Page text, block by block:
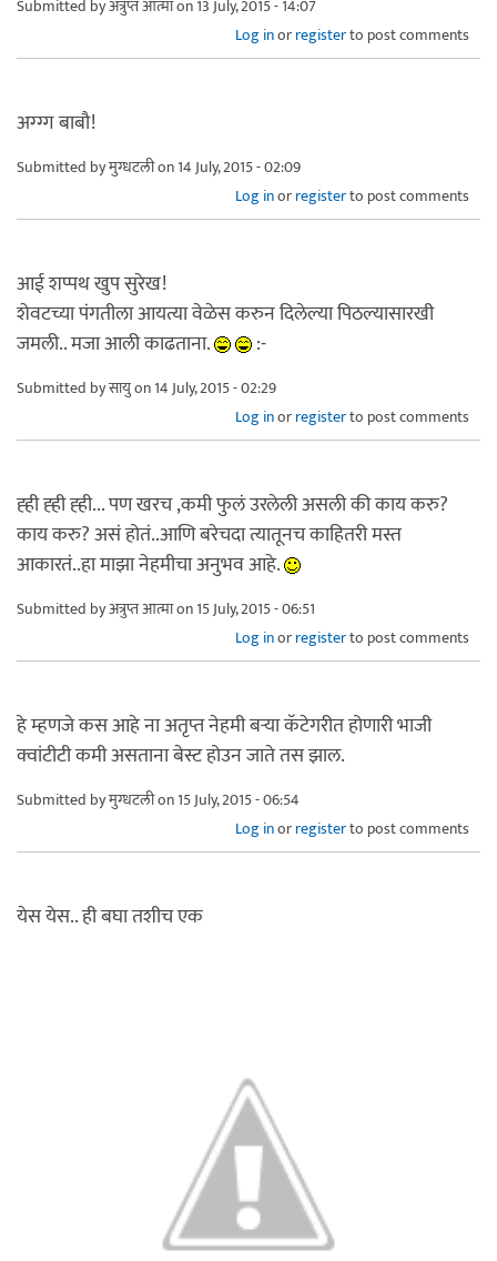
Submitted byअत्रुप्त आत्माon 13 July, 2015 - 14:07
Log inorregisterto post comments
अग्ग्ग बाबौ!
Submitted byमुग्धटलीon 14 July, 2015 - 02:09
Log inorregisterto post comments
आई शप्पथ खुप सुरेख!
शेवटच्या पंगतीला आयत्या वेळेस करुन दिलेल्या पिठल्यासारखी
जमली.. मजा आली काढताना.
:-
Submitted byसायुon 14 July, 2015 - 02:29
Log inorregisterto post comments
ह्ही ह्ही ह्ही... पण खरच ,कमी फुलं उरलेली असली की काय करु?
काय करु? असं होतं..आणि बरेचदा त्यातूनच काहितरी मस्त
आकारतं..हा माझा नेहमीचा अनुभव आहे.
Submitted byअत्रुप्त आत्माon 15 July, 2015 - 06:51
Log inorregisterto post comments
हे म्हणजे कस आहे ना अतृप्त नेहमी बर्‍या कॅटेगरीत होणारी भाजी
क्वांटीटी कमी असताना बेस्ट होउन जाते तस झाल.
Submitted byमुग्धटलीon 15 July, 2015 - 06:54
Log inorregisterto post comments
येस येस.. ही बघा तशीच एक